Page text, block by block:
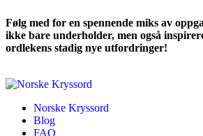
Følg med for en spennende miks av
ikke bare underholder, men også
ordlekens stadig nye utfordringer!
Norske Kryssord
Blog
FAQ